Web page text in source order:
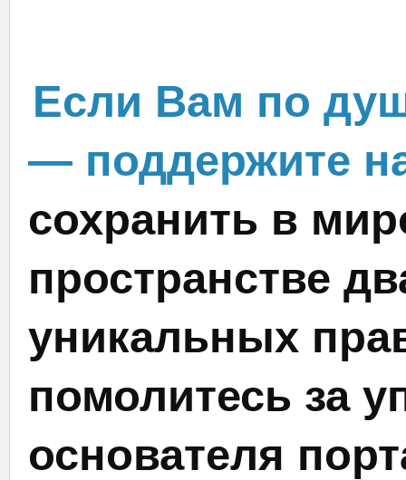
Если Вам по
— поддержите
сохранить в
пространстве
уникальных
помолитесь за
основателя